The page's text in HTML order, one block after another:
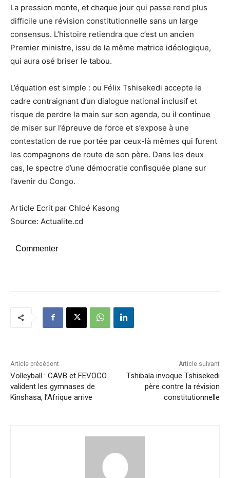
La pression monte, et chaque jour qui passe rend plus
difficile une révision constitutionnelle sans un large
consensus. L’histoire retiendra que c’est un ancien
Premier ministre, issu de la même matrice idéologique,
qui aura osé briser le tabou.
L’équation est simple : ou Félix Tshisekedi accepte le
cadre contraignant d’un dialogue national inclusif et
risque de perdre la main sur son agenda, ou il continue
de miser sur l’épreuve de force et s’expose à une
contestation de rue portée par ceux-là mêmes qui furent
les compagnons de route de son père. Dans les deux
cas, le spectre d’une démocratie confisquée plane sur
l’avenir du Congo.
Article Ecrit par Chloé Kasong
Source: Actualite.cd
Commenter
Article précédent
Volleyball : CAVB et FEVOCO
valident les gymnases de
Kinshasa, l’Afrique arrive
Article suivant
Tshibala invoque Tshisekedi
père contre la révision
constitutionnelle